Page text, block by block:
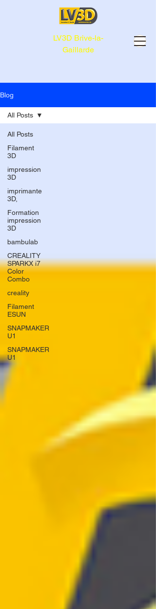
LV3D Brive-la-
Gaillarde
Blog
All Posts
Filament
3D
impression
3D
imprimante
3D,
Formation
impression
3D
bambulab
CREALITY
SPARKX i7
Color
Combo
creality
Filament
ESUN
SNAPMAKER
U1
SNAPMAKER
U1
All Posts